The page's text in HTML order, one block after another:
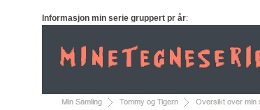
Informasjon min serie gruppert pr år: